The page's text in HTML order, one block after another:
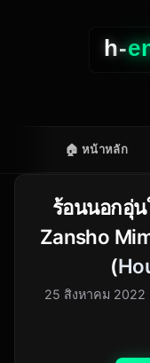
h-
🏠 หน้าหลัก
ร้อนนอกอุ่
Zansho
(
25 สิงหาคม 2022